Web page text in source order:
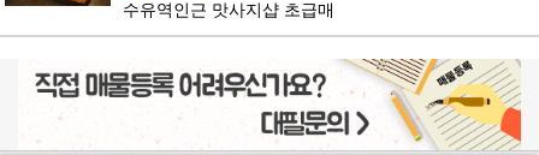
수유역인근 맛사지샵 초급매